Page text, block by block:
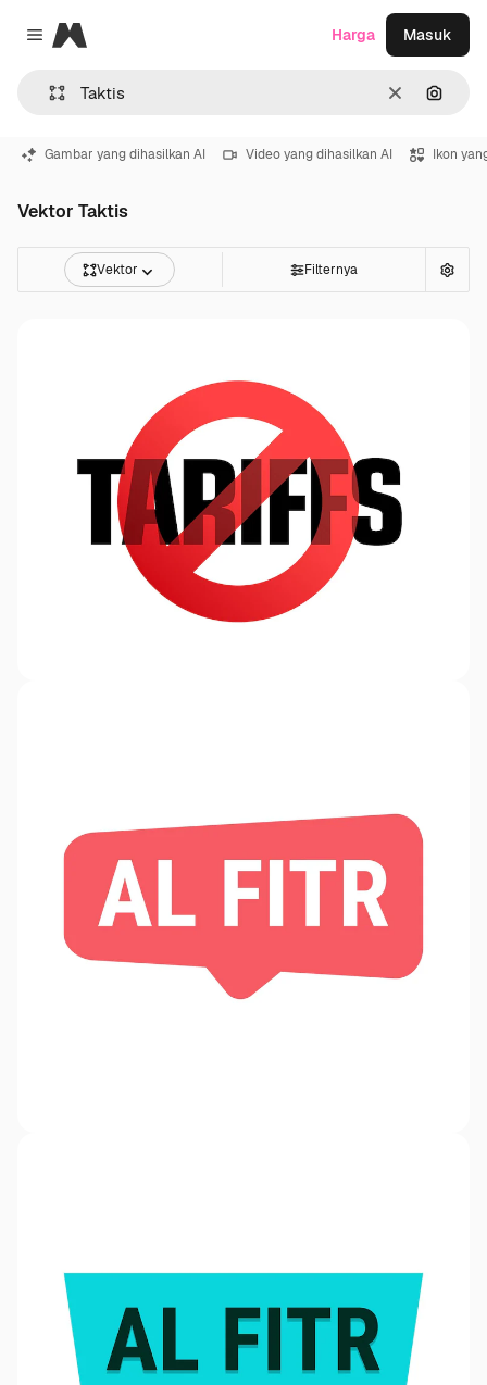
Close menu
Magnific
Jernih
Harga Masuk
Gambar yang dihasilkan AI Video yang dihasilkan AI Ikon
Vektor Taktis
Vektor Filternya